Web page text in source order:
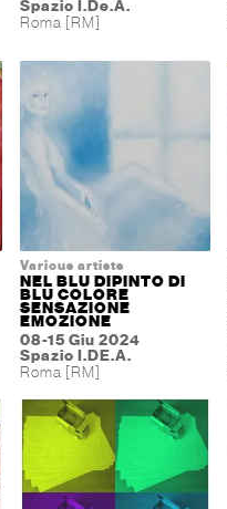
Spazio I.De.A.
Roma [RM]
Various artists
NEL BLU DIPINTO DI
BLU COLORE
SENSAZIONE
EMOZIONE
08-15 Giu 2024
Spazio I.DE.A.
Roma [RM]